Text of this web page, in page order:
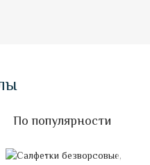
По популярности